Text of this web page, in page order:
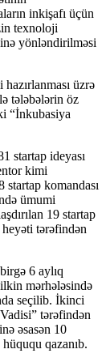
inkişafı üçün
texnoloji
yönləndirilməsi
üzrə
tələbələrin öz
“İnkubasiya
startap ideyası
kimi
komandası
ümumi
19 startap
tərəfindən
6 aylıq
mərhələsində
seçilib. İkinci
tərəfindən
əsasən 10
qazanıb.